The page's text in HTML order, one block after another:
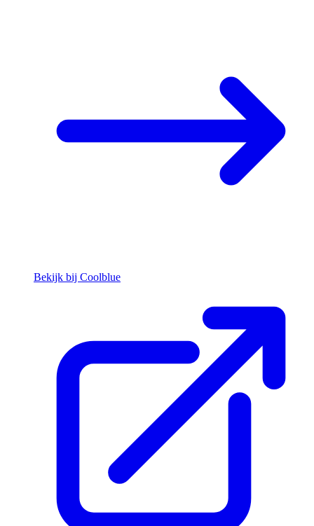
Bekijk bij Coolblue